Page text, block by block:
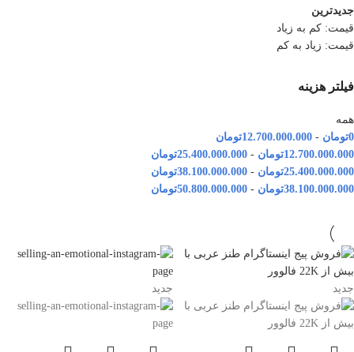
جدیدترین
قیمت: کم به زیاد
قیمت: زیاد به کم
فیلتر هزینه
همه
0تومان -
12.700.000.000تومان
12.700.000.000تومان -
25.400.000.000تومان
25.400.000.000تومان -
38.100.000.000تومان
38.100.000.000تومان -
50.800.000.000تومان
جدید جدید